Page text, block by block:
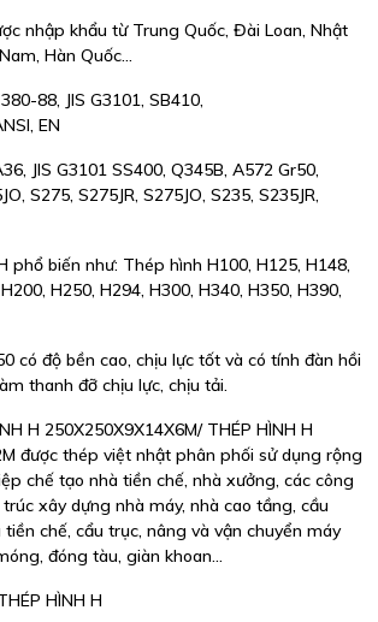
nhập khẩu từ Trung Quốc, Đài Loan, Nhật
Hàn Quốc...
88, JIS G3101, SB410,
EN
JIS G3101 SS400, Q345B, A572 Gr50,
S275, S275JR, S275JO, S235, S235JR,
phổ biến như: Thép hình H100, H125, H148,
H250, H294, H300, H340, H350, H390,
có độ bền cao, chịu lực tốt và có tính đàn hồi
thanh đỡ chịu lực, chịu tải.
H 250X250X9X14X6M/ THÉP HÌNH H
được thép việt nhật phân phối sử dụng rộng
chế tạo nhà tiền chế, nhà xưởng, các công
xây dựng nhà máy, nhà cao tầng, cầu
chế, cẩu trục, nâng và vận chuyển máy
đóng tàu, giàn khoan...
HÌNH H